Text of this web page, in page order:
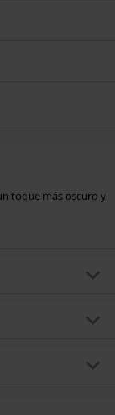
toque más oscuro y